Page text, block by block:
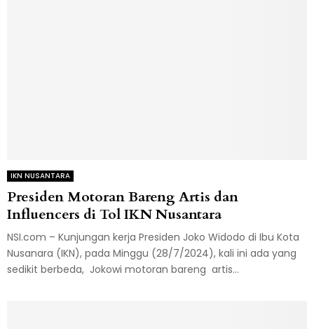
IKN NUSANTARA
Presiden Motoran Bareng Artis dan
Influencers di Tol IKN Nusantara
NSI.com – Kunjungan kerja Presiden Joko Widodo di Ibu Kota
Nusanara (IKN), pada Minggu (28/7/2024), kali ini ada yang
sedikit berbeda, Jokowi motoran bareng artis...